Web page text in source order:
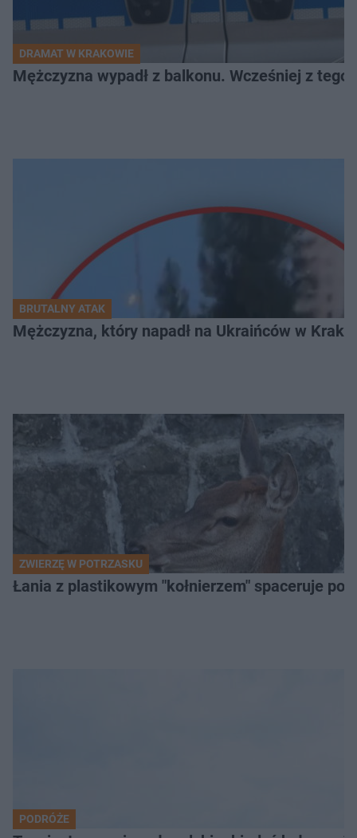
DRAMAT W KRAKOWIE
Mężczyzna wypadł z balkonu. Wcześniej z
BRUTALNY ATAK
Mężczyzna, który napadł na Ukraińców w
ZWIERZĘ W POTRZASKU
Łania z plastikowym "kołnierzem" spaceruje po
PODRÓŻE